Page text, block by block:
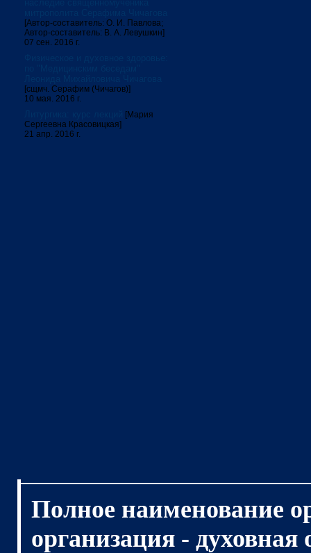
[Автор-составитель: О. И. Павлова;
Автор-составитель: В. А. Левушкин]
07 сен. 2016 г.
[сщмч. Серафим (Чичагов)]
10 мая. 2016 г.
[Мария
Сергеевна Красовицкая]
21 апр. 2016 г.
Полное наименование
организация - духовная